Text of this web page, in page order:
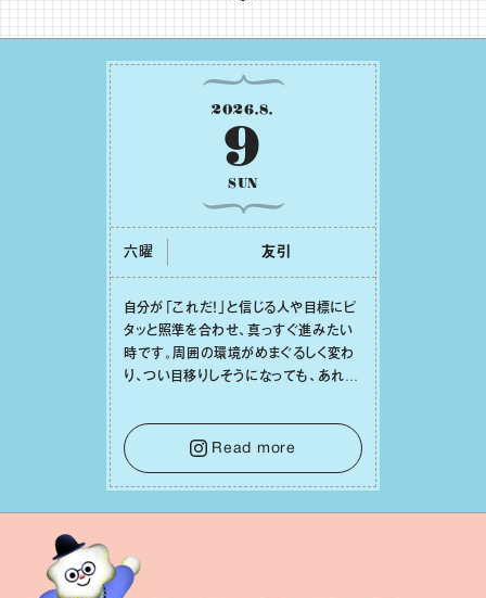
2026.8.
9
SUN
六曜 友引
⾃分が「これだ！」と信じる⼈や⽬標にピ
タッと照準を合わせ、真っすぐ進みたい
時です。周囲の環境がめまぐるしく変わ
り、つい⽬移りしそうになっても、あれこ
をそっと⼿放し、⽬の前のことに集中しま
しょう。そのブレない決意が、あなたにと
って有意義で安定した成果を引き寄せま
す。
Read more